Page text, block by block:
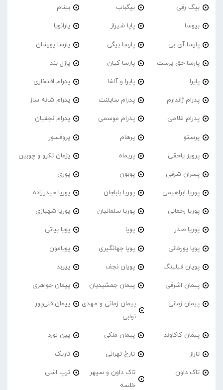
بیگ رفی بیگباب بینام
بیوسا پاپا شیراز پارانویا
پارسا آی بی پارسا بیگی پارسا پورشان
پارسا حق پرست پارسا کیان پازل بند
پایرا پایرا و آلفا پدرام افتخاری
پدرام ژاندارم پدرام‌ سایلنت پدرام شانه ساز
پدرام غلامی پدرام موسمی پدرام نجفیان
پرستو پرهام پروفسور
پرویز یاحقی پریماه پژمان تکرو و چوبین
پسران شرقی پوبون پوری
پوریا ابراهیمی پوریا باباجان پوریا حیدرزاده
پوریا رحمانی پوریا سلمانیان پوریا شهبازی
پوریا صدر پویا پویا بیاتی
پویا پورخانی پویا جهانگیری پویامون
پویان فیلینگ پویان نجف پیربد
پیمان اشرفی پیمان جمشیدیان پیمان جواهری
پیمان زمانی
پیمان زمانی و مهدی
نوابی
پیمان قلی‌پور
پیمان کاکاوند پیمان ملکی پین لورد
تاراز تارخ تهرانی تاریک
تاک داون
تاک داون و سپهر
خلسه
ترپ اشی